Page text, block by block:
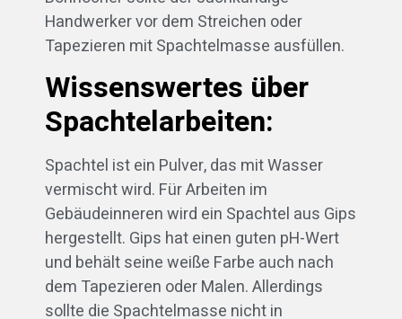
Handwerker vor dem Streichen oder
Tapezieren mit Spachtelmasse ausfüllen.
Wissenswertes über
Spachtelarbeiten:
Spachtel ist ein Pulver, das mit Wasser
vermischt wird. Für Arbeiten im
Gebäudeinneren wird ein Spachtel aus Gips
hergestellt. Gips hat einen guten pH-Wert
und behält seine weiße Farbe auch nach
dem Tapezieren oder Malen. Allerdings
sollte die Spachtelmasse nicht in